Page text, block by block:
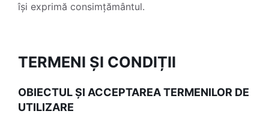
își exprimă consimțământul.
TERMENI ȘI CONDIȚII
OBIECTUL ȘI ACCEPTAREA TERMENILOR DE
UTILIZARE